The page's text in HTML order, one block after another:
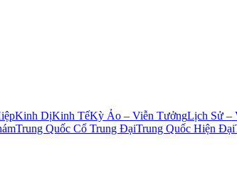
Kinh DịKinh TếKỳ Ảo – Viễn TưởngLịch Sử –
Trung Quốc Cổ Trung ĐạiTrung Quốc Hiện Đại